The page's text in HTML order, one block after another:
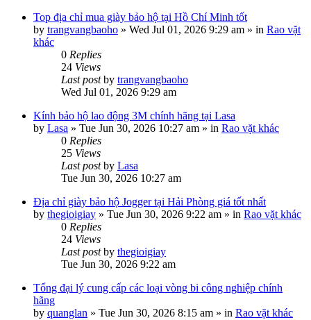
Top địa chỉ mua giày bảo hộ tại Hồ Chí Minh tốt
by trangvangbaoho » Wed Jul 01, 2026 9:29 am » in Rao vặt
khác
0 Replies
24 Views
Last postby trangvangbaoho
Wed Jul 01, 2026 9:29 am
Kính bảo hộ lao động 3M chính hãng tại Lasa
by Lasa » Tue Jun 30, 2026 10:27 am » in Rao vặt khác
0 Replies
25 Views
Last postby Lasa
Tue Jun 30, 2026 10:27 am
Địa chỉ giày bảo hộ Jogger tại Hải Phòng giá tốt nhất
by thegioigiay » Tue Jun 30, 2026 9:22 am » in Rao vặt khác
0 Replies
24 Views
Last postby thegioigiay
Tue Jun 30, 2026 9:22 am
Tổng đại lý cung cấp các loại vòng bi công nghiệp chính
hãng
by quanglan » Tue Jun 30, 2026 8:15 am » in Rao vặt khác